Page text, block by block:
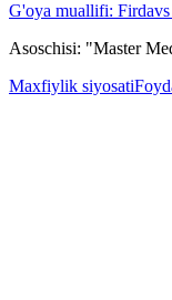
G'oya muallifi:
Asoschisi: "Master
Maxfiylik siyosati